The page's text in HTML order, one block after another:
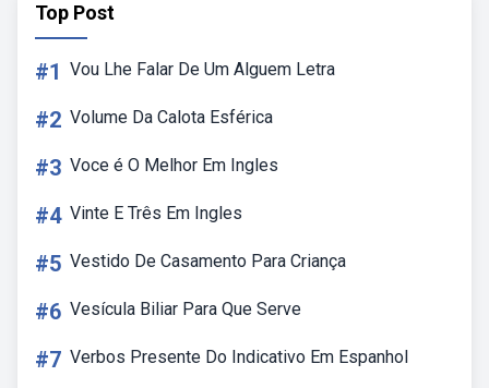
Top Post
#1 Vou Lhe Falar De Um Alguem Letra
#2 Volume Da Calota Esférica
#3 Voce é O Melhor Em Ingles
#4 Vinte E Três Em Ingles
#5 Vestido De Casamento Para Criança
#6 Vesícula Biliar Para Que Serve
#7 Verbos Presente Do Indicativo Em Espanhol